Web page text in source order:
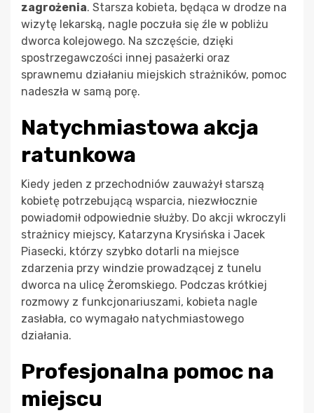
zagrożenia. Starsza kobieta, będąca w drodze na
wizytę lekarską, nagle poczuła się źle w pobliżu
dworca kolejowego. Na szczęście, dzięki
spostrzegawczości innej pasażerki oraz
sprawnemu działaniu miejskich strażników, pomoc
nadeszła w samą porę.
Natychmiastowa akcja
ratunkowa
Kiedy jeden z przechodniów zauważył starszą
kobietę potrzebującą wsparcia, niezwłocznie
powiadomił odpowiednie służby. Do akcji wkroczyli
strażnicy miejscy, Katarzyna Krysińska i Jacek
Piasecki, którzy szybko dotarli na miejsce
zdarzenia przy windzie prowadzącej z tunelu
dworca na ulicę Żeromskiego. Podczas krótkiej
rozmowy z funkcjonariuszami, kobieta nagle
zasłabła, co wymagało natychmiastowego
działania.
Profesjonalna pomoc na
miejscu